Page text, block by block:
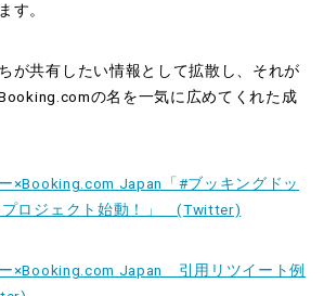
す。
が共有したい情報として拡散し、それが
の名を一気に広めてくれた成
×Booking.com Japan「#ブッキングドッ
プロジェクト始動！」 (Twitter)
×Booking.com Japan 引用リツイート例